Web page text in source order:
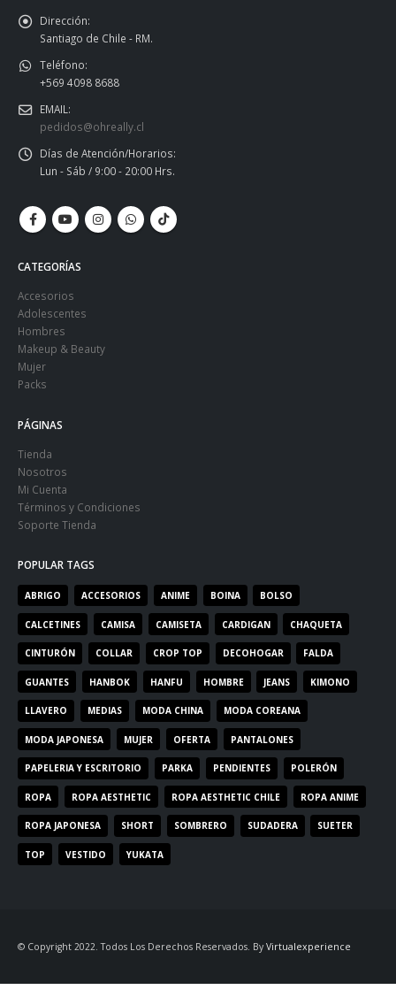
Dirección:
Santiago de Chile - RM.
Teléfono:
+569 4098 8688
EMAIL:
pedidos@ohreally.cl
Días de Atención/Horarios:
Lun - Sáb / 9:00 - 20:00 Hrs.
CATEGORÍAS
Accesorios
Adolescentes
Hombres
Makeup & Beauty
Mujer
Packs
PÁGINAS
Tienda
Nosotros
Mi Cuenta
Términos y Condiciones
Soporte Tienda
POPULAR TAGS
ABRIGO ACCESORIOS ANIME BOINA BOLSO
CALCETINES CAMISA CAMISETA CARDIGAN CHAQUETA
CINTURÓN COLLAR CROP TOP DECOHOGAR FALDA
GUANTES HANBOK HANFU HOMBRE JEANS KIMONO
LLAVERO MEDIAS MODA CHINA MODA COREANA
MODA JAPONESA MUJER OFERTA PANTALONES
PAPELERIA Y ESCRITORIO PARKA PENDIENTES POLERÓN
ROPA ROPA AESTHETIC ROPA AESTHETIC CHILE ROPA ANIME
ROPA JAPONESA SHORT SOMBRERO SUDADERA SUETER
TOP VESTIDO YUKATA
© Copyright 2022. Todos Los Derechos Reservados. By Virtualexperience